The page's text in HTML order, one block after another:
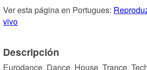
Ver esta página en Portugues:
vivo
Descripción
Eurodance, Dance, House, Trance,